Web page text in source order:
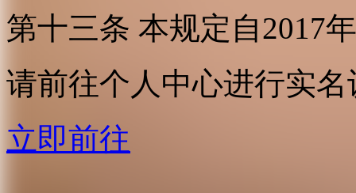
第十三条 本规定自2017
请前往个人中心进行实名
立即前往